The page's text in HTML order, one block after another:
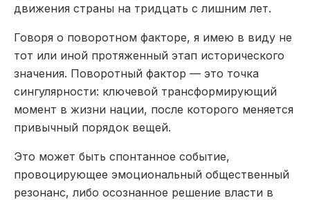
движения страны на тридцать с лишним лет.
Говоря о поворотном факторе, я имею в виду не
тот или иной протяженный этап исторического
значения. Поворотный фактор — это точка
сингулярности: ключевой трансформирующий
момент в жизни нации, после которого меняется
привычный порядок вещей.
Это может быть спонтанное событие,
провоцирующее эмоциональный общественный
резонанс, либо осознанное решение власти в